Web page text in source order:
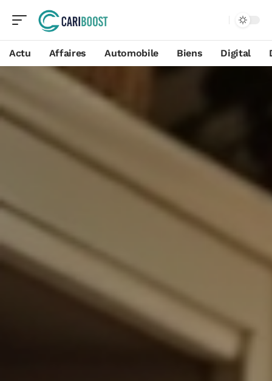
Actu Affaires Automobile Biens Digital